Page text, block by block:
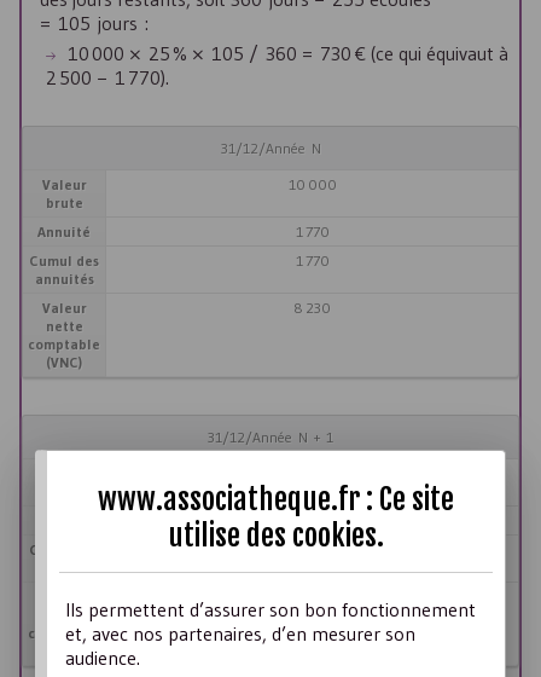
= 105 jours :
10 000 × 25 % × 105 / 360 = 730 € (ce qui équivaut à
2 500 − 1 770).
31/12/Année N
Valeur
brute
10 000
Annuité
1 770
Cumul des
annuités
1 770
Valeur
nette
comptable
(VNC)
8 230
31/12/Année N + 1
2 500
Cumul des
annuités
4 270
nette
comptable
(VNC)
www.associatheque.fr : Ce site
utilise des cookies.
Ils permettent d’assurer son bon fonctionnement
et, avec nos partenaires, d’en mesurer son
audience.